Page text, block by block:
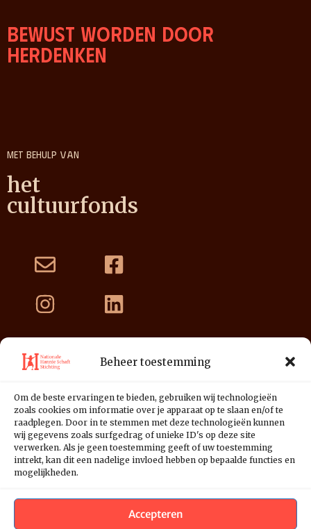
Beheer toestemming
Om de beste ervaringen te bieden, gebruiken wij technologieën
zoals cookies om informatie over je apparaat op te slaan en/of te
raadplegen. Door in te stemmen met deze technologieën kunnen
wij gegevens zoals surfgedrag of unieke ID's op deze site
verwerken. Als je geen toestemming geeft of uw toestemming
intrekt, kan dit een nadelige invloed hebben op bepaalde functies en
mogelijkheden.
Accepteren
Bewust worden door
herdenken
Met behulp van
het
cultuurfonds
Nationale Hannie Schaft Stichting
2001 DD Haarlem
NL39 INGB 0676 1125 01